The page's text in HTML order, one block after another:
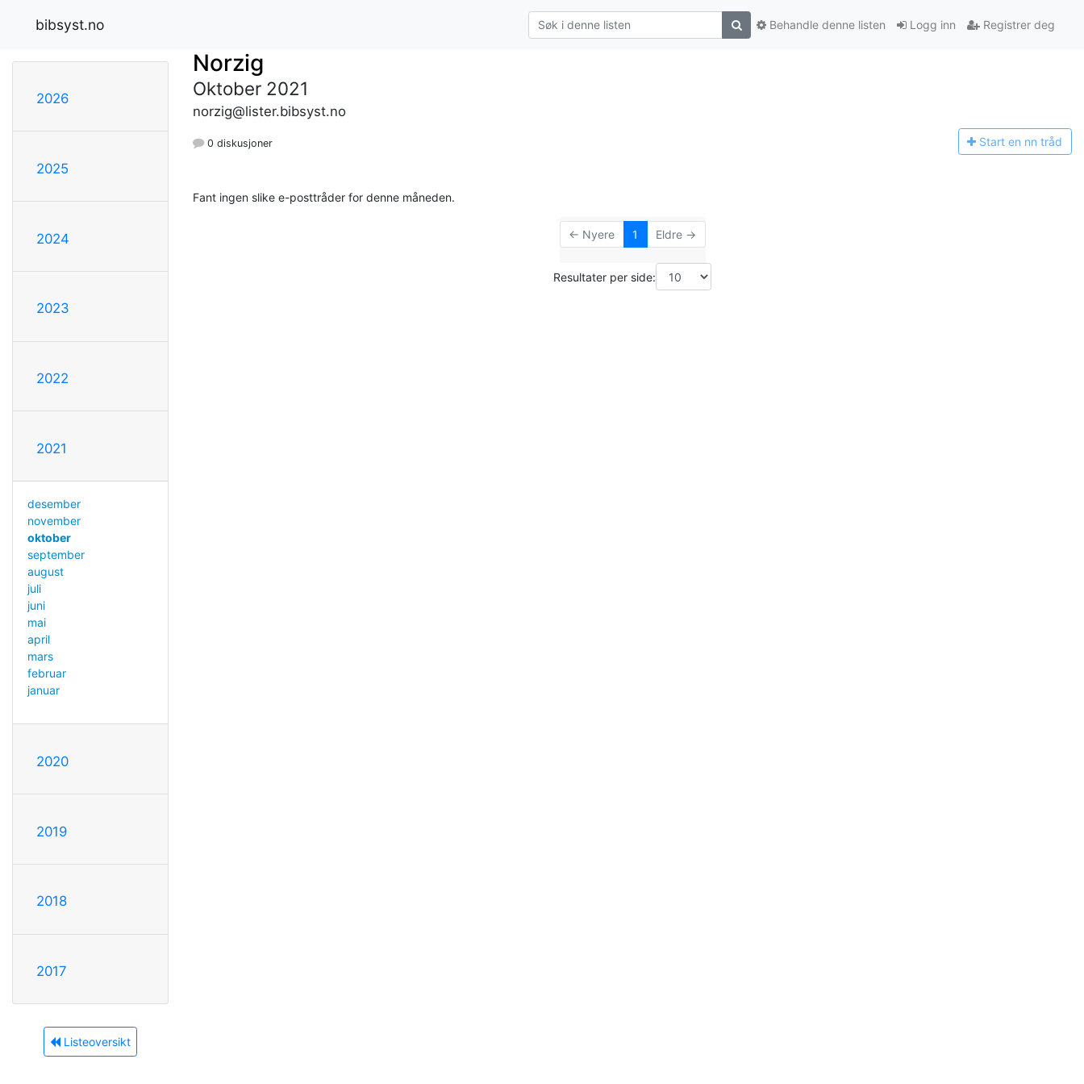
bibsyst.no Logg inn Registrer deg
Behandle denne listen
2026
2025
2024
2023
2022
2021
desember
november
oktober
september
august
juli
juni
mai
april
mars
februar
januar
2020
2019
2018
2017
Listeoversikt
Norzig
Oktober 2021
norzig@lister.bibsyst.no
0 diskusjoner Start en nn tråd
Fant ingen slike e-posttråder for denne måneden.
← Nyere 1 Eldre →
Resultater per side: